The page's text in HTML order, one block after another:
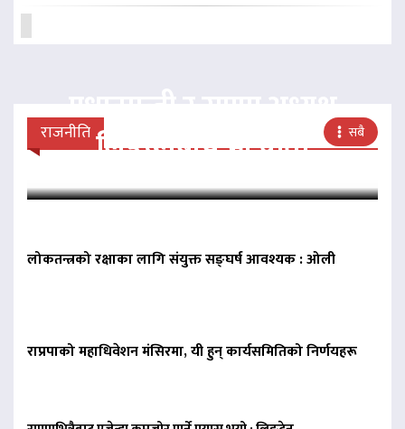
राजनीति सबै
प्रधानमन्त्री र राप्रपा अध्यक्ष
लिङदेनबीच भेटवार्ता
लोकतन्त्रको रक्षाका लागि संयुक्त सङ्घर्ष आवश्यक : ओली
राप्रपाको महाधिवेशन मंसिरमा, यी हुन् कार्यसमितिको निर्णयहरू